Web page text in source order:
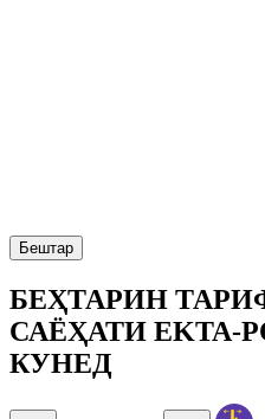
Бештар
БЕҲТАРИН
САЁҲАТИ EKTA-
КУНЕД